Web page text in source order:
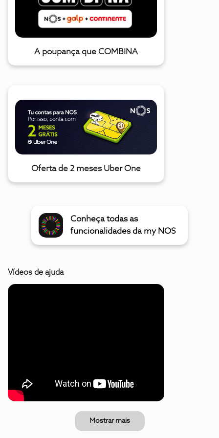
A poupança que COMBINA
Oferta de 2 meses Uber One
Conheça todas as
funcionalidades da my NOS
Vídeos de ajuda
Mostrar mais